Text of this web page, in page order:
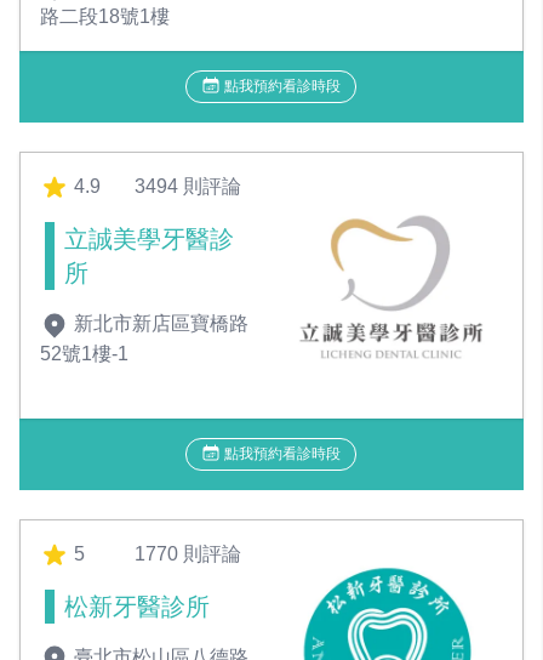
路二段18號1樓
點我預約看診時段
4.9 3494 則評論
立誠美學牙醫診
所
新北市新店區寶橋路
52號1樓-1
點我預約看診時段
5 1770 則評論
松新牙醫診所